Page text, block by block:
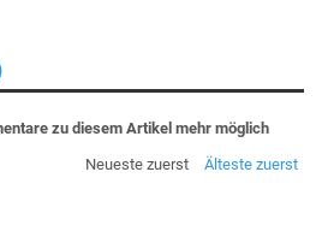
zu diesem Artikel mehr möglich
Neueste zuerst
Älteste zuerst